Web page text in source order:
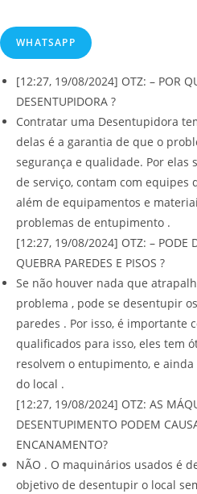
WHATSAPP
[12:27, 19/08/2024] OTZ: – POR
DESENTUPIDORA ?
Contratar uma Desentupidora
delas é a garantia de que o
segurança e qualidade. Por elas
de serviço, contam com equipes
além de equipamentos e
problemas de entupimento .
[12:27, 19/08/2024] OTZ: – PODE
QUEBRA PAREDES E PISOS ?
Se não houver nada que
problema , pode se desentupir
paredes . Por isso, é importante
qualificados para isso, eles tem
resolvem o entupimento, e
do local .
[12:27, 19/08/2024] OTZ: AS
DESENTUPIMENTO PODEM
ENCANAMENTO?
NÃO . O maquinários usados é
objetivo de desentupir o local